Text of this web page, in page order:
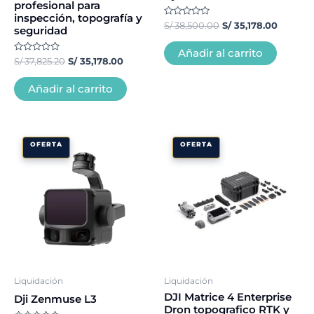
profesional para
inspección, topografía y
seguridad
Valorado
con
de
5
S/37,825.20 S/35,178.00
Añadir al carrito
Valorado
con
de
5
S/38,500.00 S/35,178.00
Añadir al carrito
OFERTA
Liquidación
Dji Zenmuse L3
El
original
era:
S/ 71,654.40.
OFERTA
Liquidación
DJI Matrice 4 Enterprise
Dron topografico RTK y
El
original
era:
S/ 19,910.00.S/